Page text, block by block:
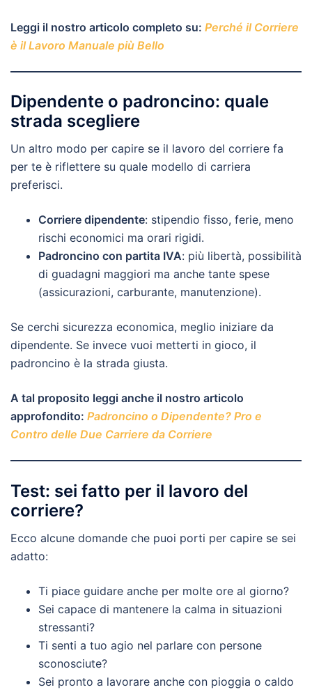
Leggi il nostro articolo completo su: Perché il Corriere
è il Lavoro Manuale più Bello
Dipendente o padroncino: quale
strada scegliere
Un altro modo per capire se il lavoro del corriere fa
per te è riflettere su quale modello di carriera
preferisci.
Corriere dipendente: stipendio fisso, ferie, meno
rischi economici ma orari rigidi.
Padroncino con partita IVA: più libertà, possibilità
di guadagni maggiori ma anche tante spese
(assicurazioni, carburante, manutenzione).
Se cerchi sicurezza economica, meglio iniziare da
dipendente. Se invece vuoi metterti in gioco, il
padroncino è la strada giusta.
A tal proposito leggi anche il nostro articolo
approfondito: Padroncino o Dipendente? Pro e
Contro delle Due Carriere da Corriere
Test: sei fatto per il lavoro del
corriere?
Ecco alcune domande che puoi porti per capire se sei
adatto:
Ti piace guidare anche per molte ore al giorno?
Sei capace di mantenere la calma in situazioni
stressanti?
Ti senti a tuo agio nel parlare con persone
sconosciute?
Sei pronto a lavorare anche con pioggia o caldo